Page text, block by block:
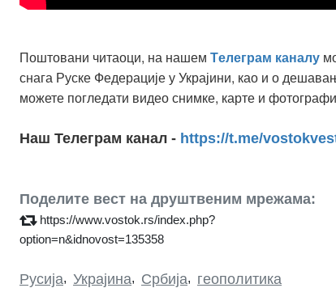
Поштовани читаоци, на нашем Tелеграм каналу
снага Руске Федерације у Украјини, као и о
можете погледати видео снимке, карте и
Наш Телеграм канал - https://t.me/
Поделите вест на друштвеним мрежама:
https://www.vostok.rs/index.php?
option=n&idnovost=135358
Русија, Украјина, Србија, геополитика